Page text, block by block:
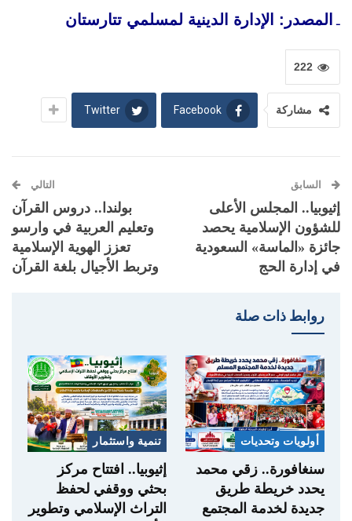
ـ المصدر: الإدارة الدينية لمسلمي تتارستان
222
مشاركة Facebook
Twitter
السابق
إثيوبيا.. المجلس الأعلى
للشؤون الإسلامية يحصد
جائزة «الماسة» السعودية
في إدارة الحج
التالي
بولندا.. دروس القرآن
وتعليم العربية في وارسو
تعزز الهوية الإسلامية
وتربط الأجيال بلغة القرآن
روابط ذات صلة
أولويات وتحديات
سنغافورة.. زقي محمد
يحدد خريطة طريق
جديدة لخدمة المجتمع
تنمية واستثمار
إثيوبيا.. افتتاح مركز
بحثي ووقفي لحفظ
التراث الإسلامي وتطوير